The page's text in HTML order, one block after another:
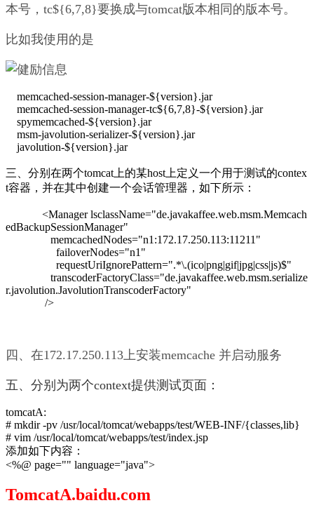
本号，tc${6,7,8}要换成与tomcat版本相同的版本号。
比如我使用的是
memcached-session-manager-${version}.jar
memcached-session-manager-tc${6,7,8}-${version}.jar
spymemcached-${version}.jar
msm-javolution-serializer-${version}.jar
javolution-${version}.jar
三、分别在两个tomcat上的某host上定义一个用于测试的contex
t容器，并在其中创建一个会话管理器，如下所示：
<Manager lsclassName="de.javakaffee.web.msm.Memcach
edBackupSessionManager"
memcachedNodes="n1:172.17.250.113:11211"
failoverNodes="n1"
requestUriIgnorePattern=".*\.(ico|png|gif|jpg|css|js)$"
transcoderFactoryClass="de.javakaffee.web.msm.serialize
r.javolution.JavolutionTranscoderFactory"
/>
四、在172.17.250.113上安装memcache 并启动服务
五、分别为两个context提供测试页面：
tomcatA:
# mkdir -pv /usr/local/tomcat/webapps/test/WEB-INF/{classes,lib}
# vim /usr/local/tomcat/webapps/test/index.jsp
添加如下内容：
<%@ page="" language="java">
TomcatA.baidu.com